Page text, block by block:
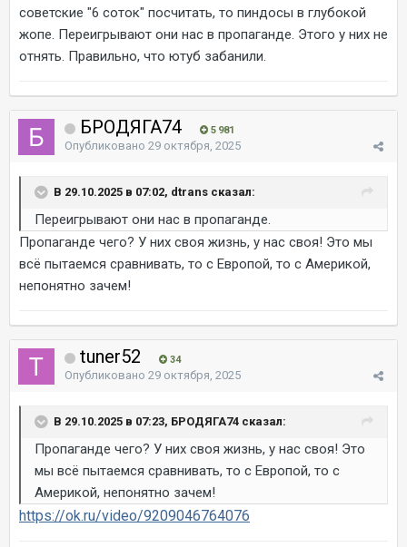
советские "6 соток" посчитать, то пиндосы в глубокой
жопе. Переигрывают они нас в пропаганде. Этого у них не
отнять. Правильно, что ютуб забанили.
БРОДЯГА74 5 981
Опубликовано 29 октября, 2025
В 29.10.2025 в 07:02, dtrans сказал:
Переигрывают они нас в пропаганде.
Пропаганде чего? У них своя жизнь, у нас своя! Это мы
всё пытаемся сравнивать, то с Европой, то с Америкой,
непонятно зачем!
tuner52 34
Опубликовано 29 октября, 2025
В 29.10.2025 в 07:23, БРОДЯГА74 сказал:
Пропаганде чего? У них своя жизнь, у нас своя! Это
мы всё пытаемся сравнивать, то с Европой, то с
Америкой, непонятно зачем!
https://ok.ru/video/9209046764076